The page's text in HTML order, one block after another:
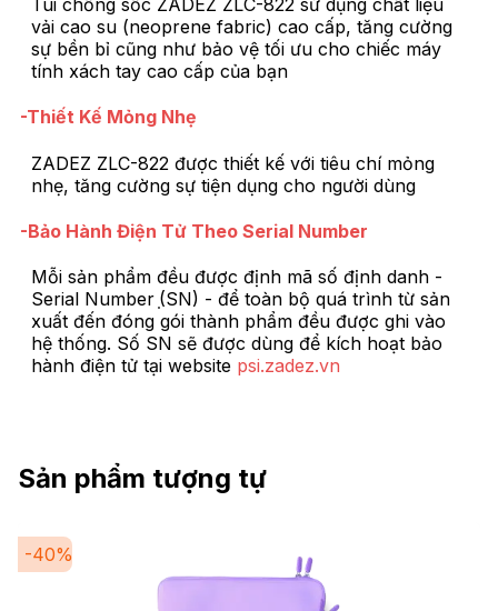
Túi chống sốc ZADEZ ZLC-822 sử dụng chất liệu
vải cao su (neoprene fabric) cao cấp, tăng cường
sự bền bỉ cũng như bảo vệ tối ưu cho chiếc máy
tính xách tay cao cấp của bạn
-Thiết Kế Mỏng Nhẹ
ZADEZ ZLC-822 được thiết kế với tiêu chí mỏng
nhẹ, tăng cường sự tiện dụng cho người dùng
-Bảo Hành Điện Tử Theo Serial Number
Mỗi sản phẩm đều được định mã số định danh -
Serial Number ̣(SN) - để toàn bộ quá trình từ sản
xuất đến đóng gói thành phẩm đều được ghi vào
hệ thống. Số SN sẽ được dùng để kích hoạt bảo
hành điện tử tại website psi.zadez.vn
Sản phẩm tượng tự
-40%